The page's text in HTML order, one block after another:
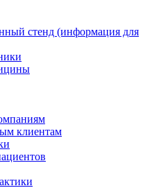
стенд (информация для
клиентам